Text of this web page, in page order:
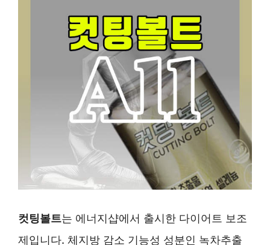
컷팅볼트는 에너지샵에서 출시한 다이어트 보조
제입니다. 체지방 감소 기능성 성분인 녹차추출